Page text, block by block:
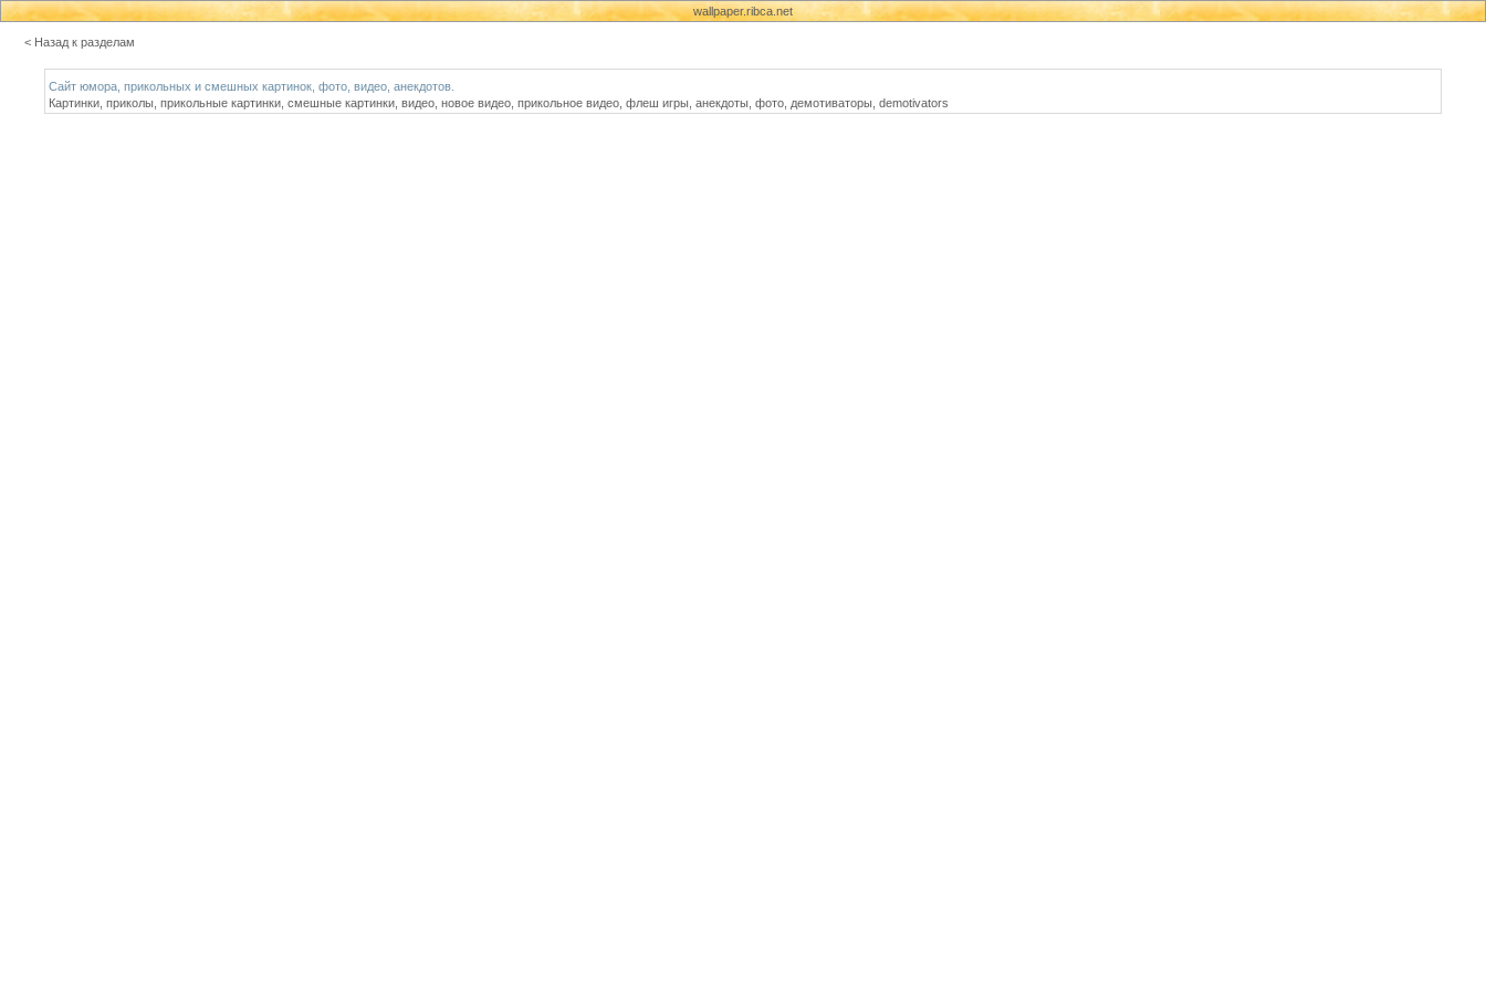
wallpaper.ribca.net
< Назад к разделам
Сайт юмора, прикольных и смешных картинок, фото, видео, анекдотов.
Картинки, приколы, прикольные картинки, смешные картинки, видео, новое видео, прикольное видео, флеш игры, анекдоты, фото, демотиваторы, demotivators